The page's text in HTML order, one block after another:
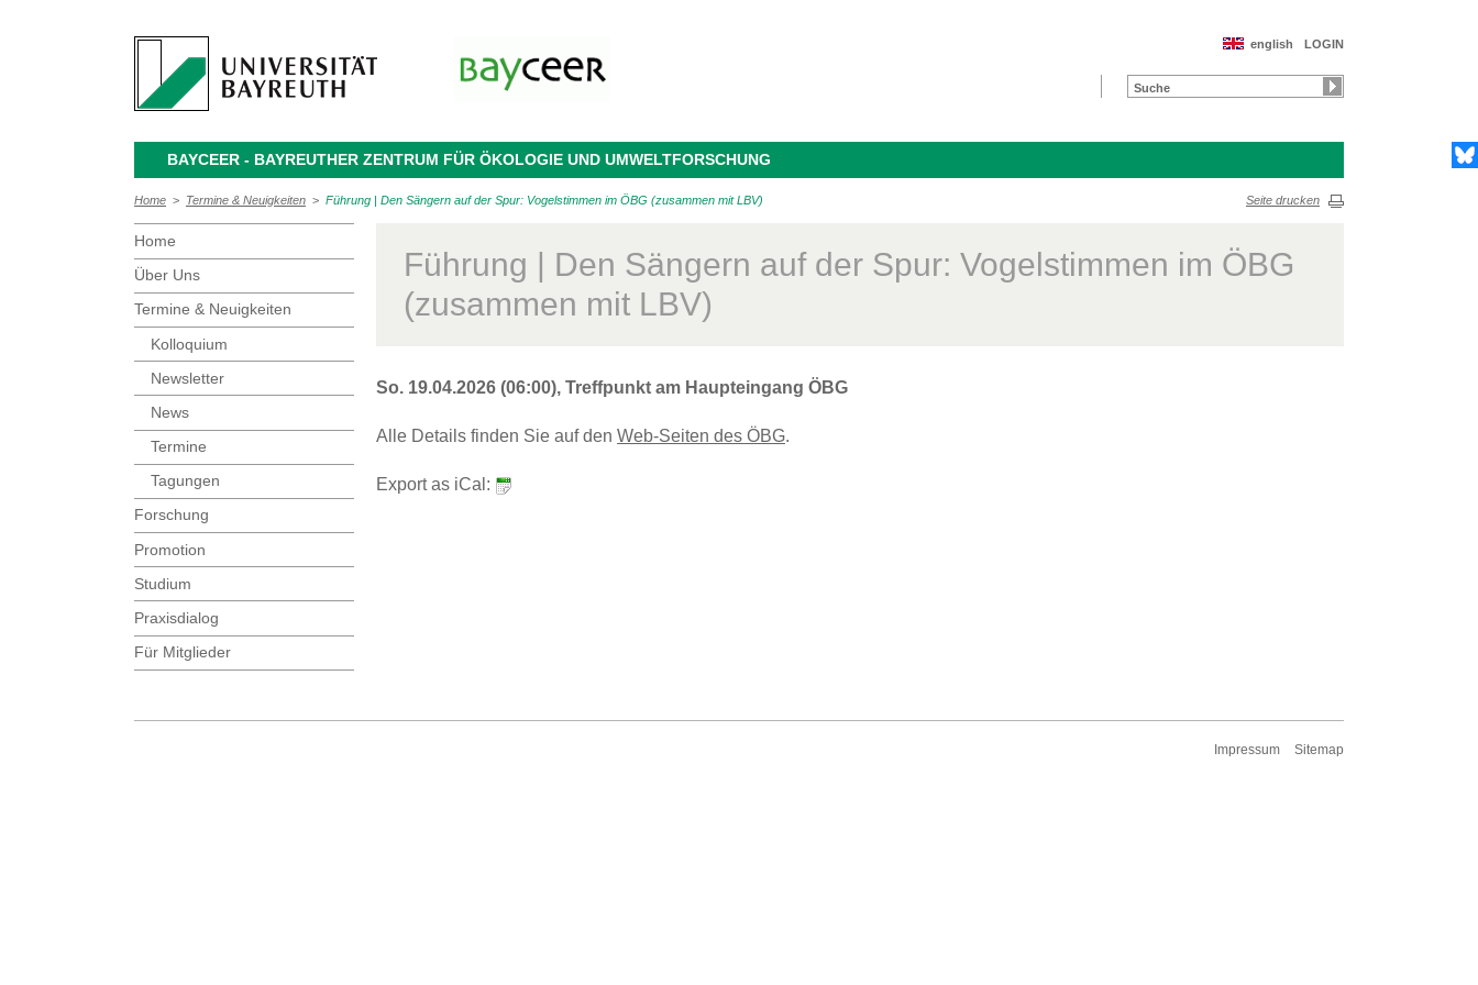
LOGIN
english
BAYCEER - BAYREUTHER ZENTRUM FÜR ÖKOLOGIE UND UMWELTFORSCHUNG
Home > Termine & Neuigkeiten > Führung | Den Sängern auf der Spur: Vogelstimmen im ÖBG (zusammen mit LBV) Seite drucken
Home
Über Uns
Termine & Neuigkeiten
Kolloquium
Newsletter
News
Termine
Tagungen
Forschung
Promotion
Studium
Praxisdialog
Für Mitglieder
Führung | Den Sängern auf der Spur: Vogelstimmen im ÖBG
(zusammen mit LBV)
So. 19.04.2026 (06:00), Treffpunkt am Haupteingang ÖBG
Alle Details finden Sie auf den Web-Seiten des ÖBG.
Export as iCal:
Impressum Sitemap